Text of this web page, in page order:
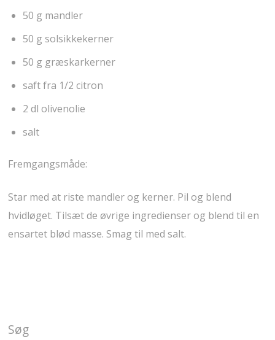
50 g mandler
50 g solsikkekerner
50 g græskarkerner
saft fra 1/2 citron
2 dl olivenolie
salt
Fremgangsmåde:
Star med at riste mandler og kerner. Pil og blend
hvidløget. Tilsæt de øvrige ingredienser og blend til en
ensartet blød masse. Smag til med salt.
Søg